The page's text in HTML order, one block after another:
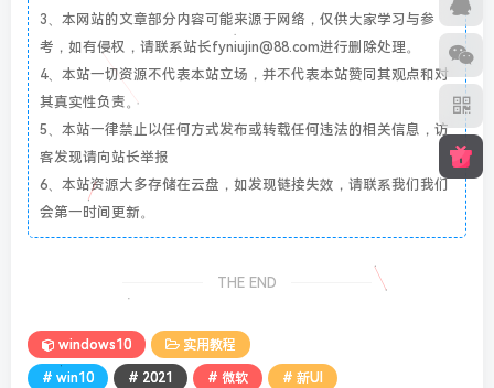
3、本网站的文章部分内容可能来源于网络，仅供大家学习与参
考，如有侵权，请联系站长fyniujin@88.com进行删除处理。
4、本站一切资源不代表本站立场，并不代表本站赞同其观点和对
其真实性负责。
5、本站一律禁止以任何方式发布或转载任何违法的相关信息，访
客发现请向站长举报
6、本站资源大多存储在云盘，如发现链接失效，请联系我们我们
会第一时间更新。
THE END
windows10 实用教程
# win10 # 2021 # 微软 # 新UI